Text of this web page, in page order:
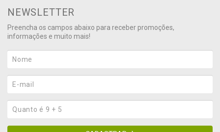
NEWSLETTER
Preencha os campos abaixo para receber promoções,
informações e muito mais!